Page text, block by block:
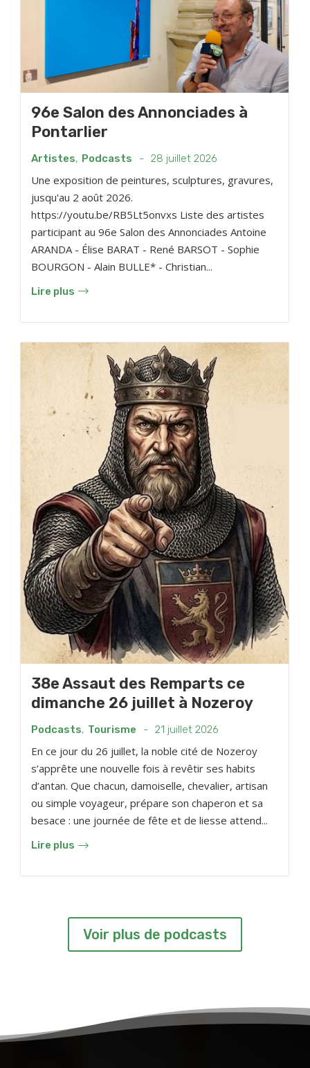
96e Salon des Annonciades à
Pontarlier
Artistes, Podcasts - 28 juillet 2026
Une exposition de peintures, sculptures, gravures,
jusqu'au 2 août 2026.
https://youtu.be/RB5Lt5onvxs Liste des artistes
participant au 96e Salon des Annonciades Antoine
ARANDA - Élise BARAT - René BARSOT - Sophie
BOURGON - Alain BULLE* - Christian...
Lire plus
38e Assaut des Remparts ce
dimanche 26 juillet à Nozeroy
Podcasts, Tourisme - 21 juillet 2026
En ce jour du 26 juillet, la noble cité de Nozeroy
s’apprête une nouvelle fois à revêtir ses habits
d’antan. Que chacun, damoiselle, chevalier, artisan
ou simple voyageur, prépare son chaperon et sa
besace : une journée de fête et de liesse attend...
Lire plus
Voir plus de podcasts